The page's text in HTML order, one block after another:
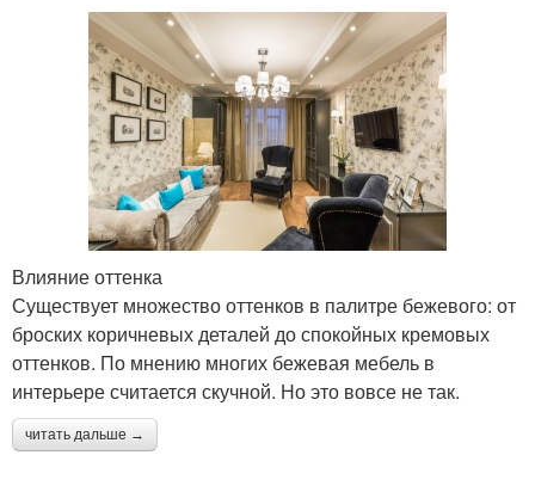
Влияние оттенка
Существует множество оттенков в палитре бежевого: от
броских коричневых деталей до спокойных кремовых
оттенков. По мнению многих бежевая мебель в
интерьере считается скучной. Но это вовсе не так.
читать дальше →